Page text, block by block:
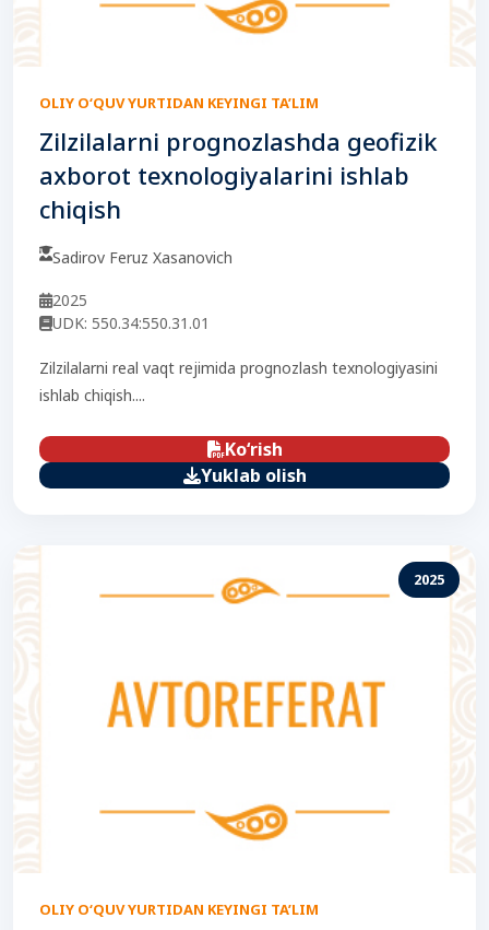
OLIY O‘QUV YURTIDAN KEYINGI TA’LIM
Zilzilalarni prognozlashda geofizik
axborot texnologiyalarini ishlab
chiqish
Sadirov Feruz Xasanovich
2025
UDK: 550.34:550.31.01
Zilzilalarni real vaqt rejimida prognozlash texnologiyasini
ishlab chiqish....
Ko‘rish
Yuklab olish
2025
OLIY O‘QUV YURTIDAN KEYINGI TA’LIM